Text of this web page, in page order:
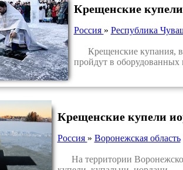
Крещенские
Россия » Республика
Крещенские купания, в
пройдут в оборудованных
Крещенские купели
Россия » Воронежская область
На территории Воронежской